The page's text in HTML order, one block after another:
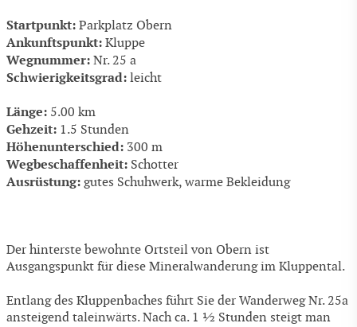
Startpunkt: Parkplatz Obern
Ankunftspunkt: Kluppe
Wegnummer: Nr. 25 a
Schwierigkeitsgrad: leicht
Länge: 5.00 km
Gehzeit: 1.5 Stunden
Höhenunterschied: 300 m
Wegbeschaffenheit: Schotter
Ausrüstung: gutes Schuhwerk, warme Bekleidung
Der hinterste bewohnte Ortsteil von Obern ist
Ausgangspunkt für diese Mineralwanderung im Kluppental.
Entlang des Kluppenbaches führt Sie der Wanderweg Nr. 25a
ansteigend taleinwärts. Nach ca. 1 ½ Stunden steigt man